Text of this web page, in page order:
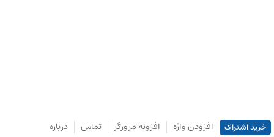
خرید اشتراک افزودن واژه افزونه مرورگر تماس درباره